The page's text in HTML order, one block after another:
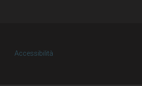
Accessibilità